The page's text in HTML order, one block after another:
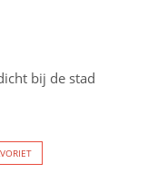
bij de stad